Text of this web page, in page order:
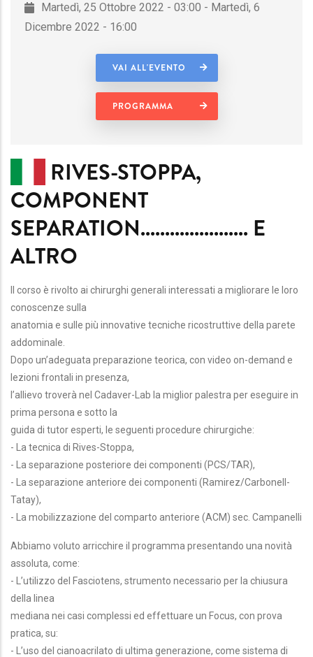
Martedì, 25 Ottobre 2022 - 03:00 - Martedì, 6
Dicembre 2022 - 16:00
VAI ALL'EVENTO
PROGRAMMA
RIVES-STOPPA,
COMPONENT
SEPARATION...................... E
ALTRO
Il corso è rivolto ai chirurghi generali interessati a migliorare le loro
conoscenze sulla
anatomia e sulle più innovative tecniche ricostruttive della parete
addominale.
Dopo un’adeguata preparazione teorica, con video on-demand e
lezioni frontali in presenza,
l’allievo troverà nel Cadaver-Lab la miglior palestra per eseguire in
prima persona e sotto la
guida di tutor esperti, le seguenti procedure chirurgiche:
- La tecnica di Rives-Stoppa,
- La separazione posteriore dei componenti (PCS/TAR),
- La separazione anteriore dei componenti (Ramirez/Carbonell-
Tatay),
- La mobilizzazione del comparto anteriore (ACM) sec. Campanelli
Abbiamo voluto arricchire il programma presentando una novità
assoluta, come:
- L’utilizzo del Fasciotens, strumento necessario per la chiusura
della linea
mediana nei casi complessi ed effettuare un Focus, con prova
pratica, su:
- L’uso del cianoacrilato di ultima generazione, come sistema di